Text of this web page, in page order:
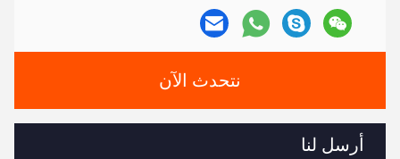
نتحدث الآن
أرسل لنا